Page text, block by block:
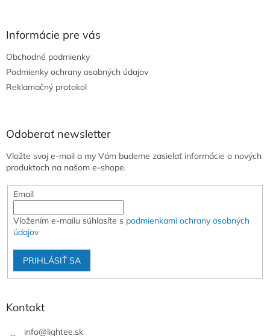
Informácie pre vás
Obchodné podmienky
Podmienky ochrany osobných údajov
Reklamačný protokol
Odoberať newsletter
Vložte svoj e-mail a my Vám budeme zasielať informácie o nových
produktoch na našom e-shope.
Email
Vložením e-mailu súhlasíte s podmienkami ochrany osobných
údajov
PRIHLÁSIŤ SA
Kontakt
info@lightee.sk